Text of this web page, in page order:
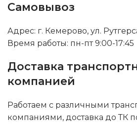
Самовывоз
Адрес: г. Кемерово, ул.
Время работы: пн-пт 9:00-17:45
Доставка
компанией
Работаем с различными
компаниями, доставка до ТК